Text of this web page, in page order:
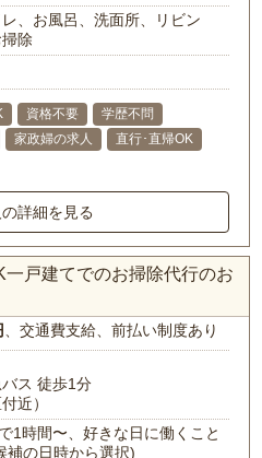
、お風呂、洗面所、リビン
除
資格不要
学歴不問
家政婦の求人
直行･直帰OK
詳細を見る
戸建てでのお掃除代行のお
、交通費支給、前払い制度あり
ス 徒歩1分
近）
1時間〜、好きな日に働くこと
補の日時から選択)